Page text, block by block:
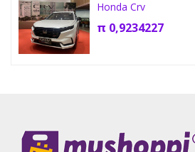
Honda Crv
π 0,9234227